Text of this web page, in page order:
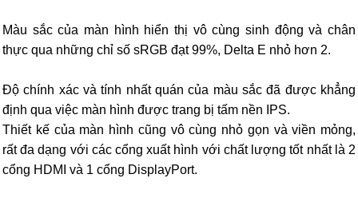
Màu sắc của màn hình hiển thị vô cùng sinh động và chân
thực qua những chỉ số sRGB đạt 99%, Delta E nhỏ hơn 2.
Độ chính xác và tính nhất quán của màu sắc đã được khẳng
định qua việc màn hình được trang bị tấm nền IPS.
Thiết kế của màn hình cũng vô cùng nhỏ gọn và viền mỏng,
rất đa dạng với các cổng xuất hình với chất lượng tốt nhất là 2
cổng HDMI và 1 cổng DisplayPort.